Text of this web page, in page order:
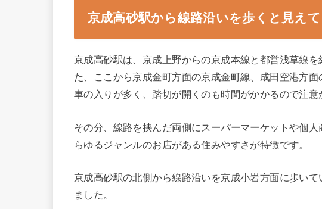
京成高砂駅から線路沿いを歩くと見え
京成高砂駅は、京成上野からの京成本線と都営浅草線
た、ここから京成金町方面の京成金町線、成田空港方
車の入りが多く、踏切が開くのも時間がかかるので注意
その分、線路を挟んだ両側にスーパーマーケットや個
らゆるジャンルのお店がある住みやすさが特徴です。
京成高砂駅の北側から線路沿いを京成小岩方面に歩い
ました。